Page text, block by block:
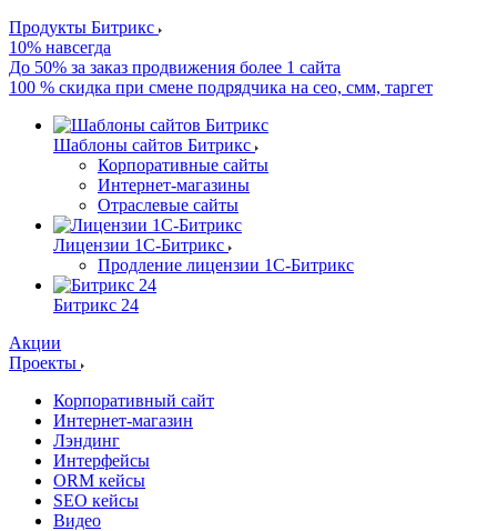
Продукты Битрикс
10% навсегда
До 50% за заказ продвижения более 1 сайта
100 % скидка при смене подрядчика на сео, смм, таргет
Шаблоны сайтов Битрикс
Корпоративные сайты
Интернет-магазины
Отраслевые сайты
Лицензии 1С-Битрикс
Продление лицензии 1С-Битрикс
Битрикс 24
Акции
Проекты
Корпоративный сайт
Интернет-магазин
Лэндинг
Интерфейсы
ORM кейсы
SEO кейсы
Видео